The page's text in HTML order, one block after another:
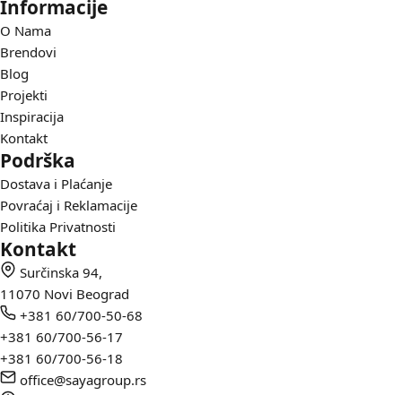
Informacije
O Nama
Brendovi
Blog
Projekti
Inspiracija
Kontakt
Podrška
Dostava i Plaćanje
Povraćaj i Reklamacije
Politika Privatnosti
Kontakt
Surčinska 94,
11070 Novi Beograd
+381 60/700-50-68
+381 60/700-56-17
+381 60/700-56-18
office@sayagroup.rs